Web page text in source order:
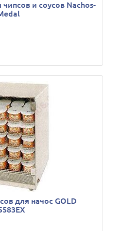
и соусов Nachos-
для начос GOLD